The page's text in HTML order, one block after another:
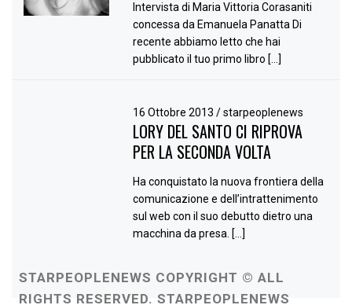
Intervista di Maria Vittoria Corasaniti
concessa da Emanuela Panatta Di
recente abbiamo letto che hai
pubblicato il tuo primo libro […]
16 Ottobre 2013/ starpeoplenews
LORY DEL SANTO CI RIPROVA
PER LA SECONDA VOLTA
Ha conquistato la nuova frontiera della
comunicazione e dell’intrattenimento
sul web con il suo debutto dietro una
macchina da presa. […]
STARPEOPLENEWS COPYRIGHT © ALL
RIGHTS RESERVED. STARPEOPLENEWS